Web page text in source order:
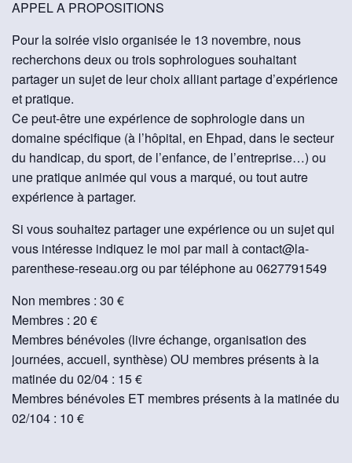
APPEL A PROPOSITIONS
Pour la soirée visio organisée le 13 novembre, nous
recherchons deux ou trois sophrologues souhaitant
partager un sujet de leur choix alliant partage d’expérience
et pratique.
Ce peut-être une expérience de sophrologie dans un
domaine spécifique (à l’hôpital, en Ehpad, dans le secteur
du handicap, du sport, de l’enfance, de l’entreprise…) ou
une pratique animée qui vous a marqué, ou tout autre
expérience à partager.
Si vous souhaitez partager une expérience ou un sujet qui
vous intéresse indiquez le moi par mail à contact@la-
parenthese-reseau.org ou par téléphone au 0627791549
Non membres : 30 €
Membres : 20 €
Membres bénévoles (livre échange, organisation des
journées, accueil, synthèse) OU membres présents à la
matinée du 02/04 : 15 €
Membres bénévoles ET membres présents à la matinée du
02/104 : 10 €